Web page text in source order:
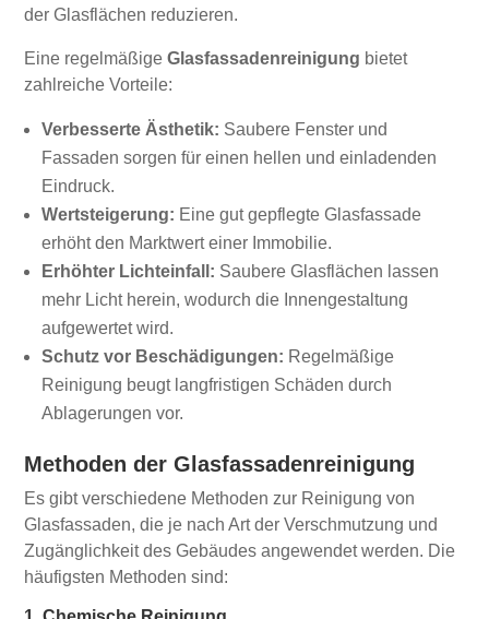
der Glasflächen reduzieren.
Eine regelmäßigeGlasfassadenreinigung bietet
zahlreiche Vorteile:
Verbesserte Ästhetik: Saubere Fenster und
Fassaden sorgen für einen hellen und einladenden
Eindruck.
Wertsteigerung: Eine gut gepflegte Glasfassade
erhöht den Marktwert einer Immobilie.
Erhöhter Lichteinfall: Saubere Glasflächen lassen
mehr Licht herein, wodurch die Innengestaltung
aufgewertet wird.
Schutz vor Beschädigungen: Regelmäßige
Reinigung beugt langfristigen Schäden durch
Ablagerungen vor.
Methoden der Glasfassadenreinigung
Es gibt verschiedene Methoden zur Reinigung von
Glasfassaden, die je nach Art der Verschmutzung und
Zugänglichkeit des Gebäudes angewendet werden. Die
häufigsten Methoden sind: